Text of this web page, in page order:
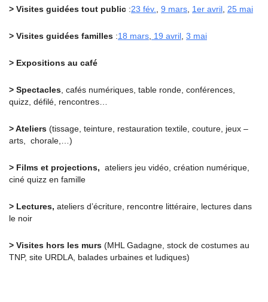
> Visites guidées tout public :23 fév. 9 mars 1er avril 25 mai
> Visites guidées familles :18 mars 19 avril 3 mai
> Expositions au café
> Spectacles , cafés numériques, table ronde, conférences,
quizz, défilé, rencontres…
> Ateliers (tissage, teinture, restauration textile, couture, jeux –
arts, chorale,…)
> Films et projections, ateliers jeu vidéo, création numérique,
ciné quizz en famille
> Lectures, ateliers d’écriture, rencontre littéraire, lectures dans
le noir
> Visites hors les murs (MHL Gadagne, stock de costumes au
TNP, site URDLA, balades urbaines et ludiques)